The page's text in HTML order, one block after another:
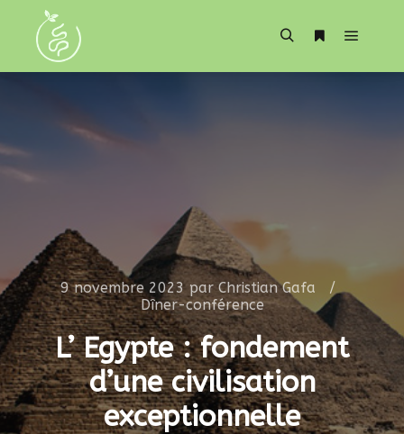
9 novembre 2023par Christian Gafa
Dîner-conférence
L’ Egypte : fondement
d’une civilisation
exceptionnelle